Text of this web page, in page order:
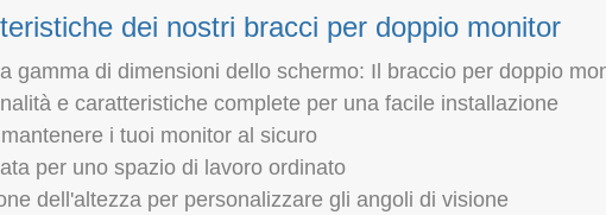
dei nostri bracci per doppio monitor
gamma di dimensioni dello schermo: Il braccio per doppio
e caratteristiche complete per una facile installazione
i tuoi monitor al sicuro
per uno spazio di lavoro ordinato
dell'altezza per personalizzare gli angoli di visione